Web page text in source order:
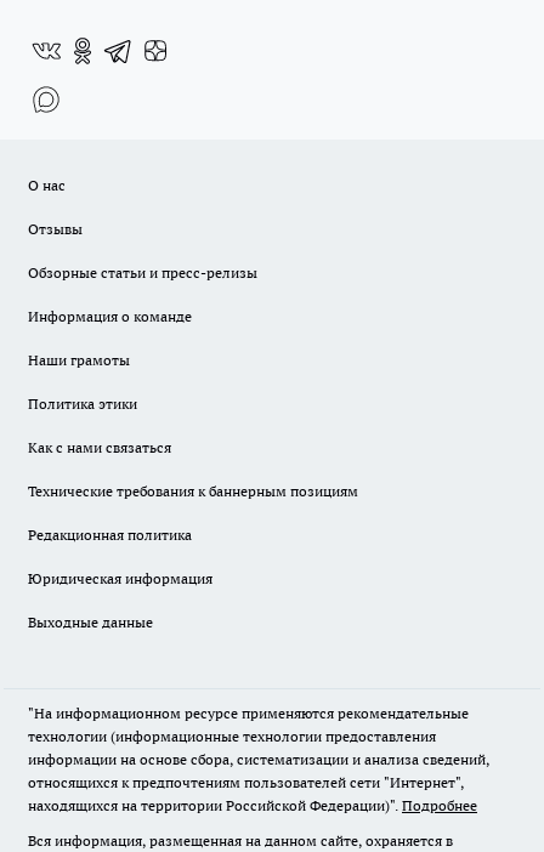
О нас
Отзывы
Обзорные статьи и пресс-релизы
Информация о команде
Наши грамоты
Политика этики
Как с нами связаться
Технические требования к баннерным позициям
Редакционная политика
Юридическая информация
Выходные данные
"На информационном ресурсе применяются рекомендательные
технологии (информационные технологии предоставления
информации на основе сбора, систематизации и анализа сведений,
относящихся к предпочтениям пользователей сети "Интернет",
находящихся на территории Российской Федерации)". Подробнее
Вся информация, размещенная на данном сайте, охраняется в